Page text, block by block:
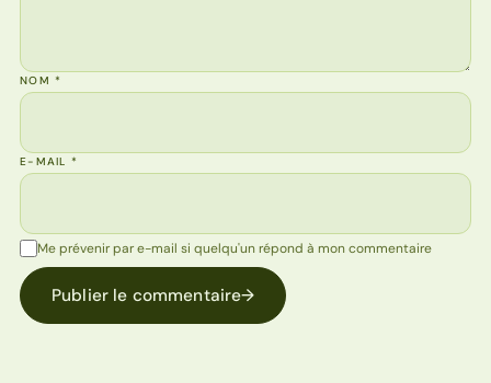
NOM*
E-MAIL*
Me prévenir par e-mail si quelqu'un répond à mon commentaire
Publier le commentaire→